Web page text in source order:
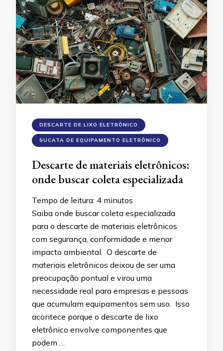
DESCARTE DE LIXO ELETRÔNICO
SUCATA DE EQUIPAMENTO ELETRÔNICO
Descarte de materiais eletrônicos:
onde buscar coleta especializada
Tempo de leitura: 4 minutos
Saiba onde buscar coleta especializada
para o descarte de materiais eletrônicos
com segurança, conformidade e menor
impacto ambiental. O descarte de
materiais eletrônicos deixou de ser uma
preocupação pontual e virou uma
necessidade real para empresas e pessoas
que acumulam equipamentos sem uso. Isso
acontece porque o descarte de lixo
eletrônico envolve componentes que
podem …